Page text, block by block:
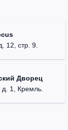
12, стр. 9.
Дворец
д. 1, Кремль.